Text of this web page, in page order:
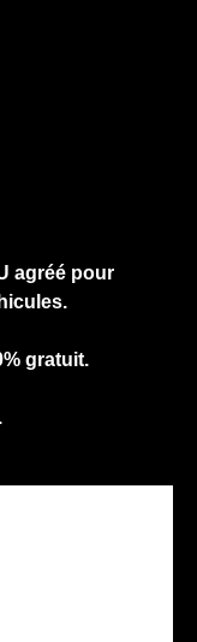
agréé pour
gratuit.